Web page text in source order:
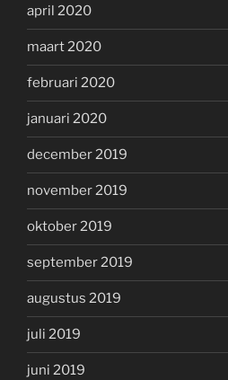
april 2020
maart 2020
februari 2020
januari 2020
december 2019
november 2019
oktober 2019
september 2019
augustus 2019
juli 2019
juni 2019